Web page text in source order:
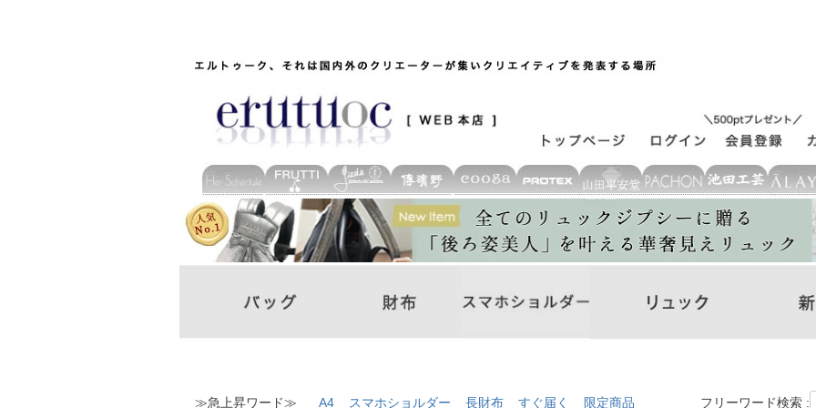
≫急上昇ワード≫ A4 スマホショルダー 長財布 すぐ届く 限定商品 フリーワード検索 :